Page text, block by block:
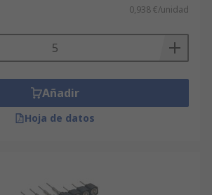
0,938 €/unidad
Añadir
Hoja de datos